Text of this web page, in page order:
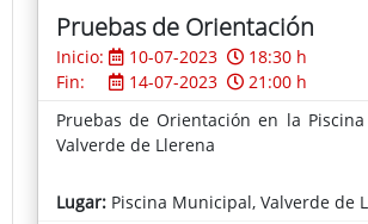
Pruebas de Orientación
Inicio: 10-07-2023
18:30 h
Fin:
14-07-2023
21:00 h
Pruebas de Orientación en la
Valverde de Llerena
Lugar: Piscina Municipal, Valverde de